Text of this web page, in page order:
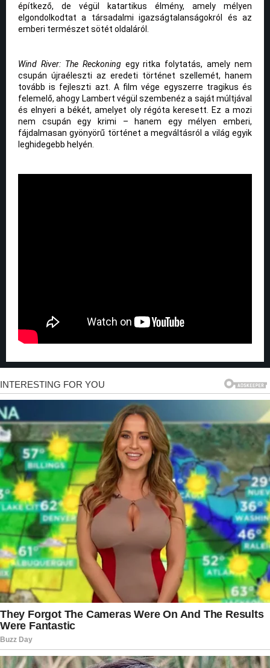
építkező, de végül katartikus élmény, amely mélyen
elgondolkodtat a társadalmi igazságtalanságokról és az
emberi természet sötét oldaláról.
Wind River: The Reckoningegy ritka folytatás, amely nem
csupán újraéleszti az eredeti történet szellemét, hanem
tovább is fejleszti azt. A film vége egyszerre tragikus és
felemelő, ahogy Lambert végül szembenéz a saját múltjával
és elnyeri a békét, amelyet oly régóta keresett. Ez a mozi
nem csupán egy krimi – hanem egy mélyen emberi,
fájdalmasan gyönyörű történet a megváltásról a világ egyik
leghidegebb helyén.